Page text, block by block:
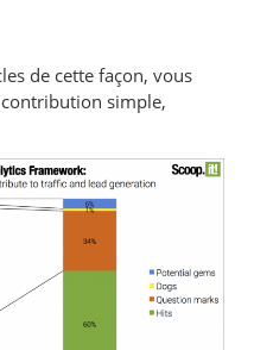
de cette façon, vous
simple,